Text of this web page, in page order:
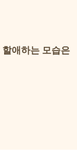
애하는 모습은